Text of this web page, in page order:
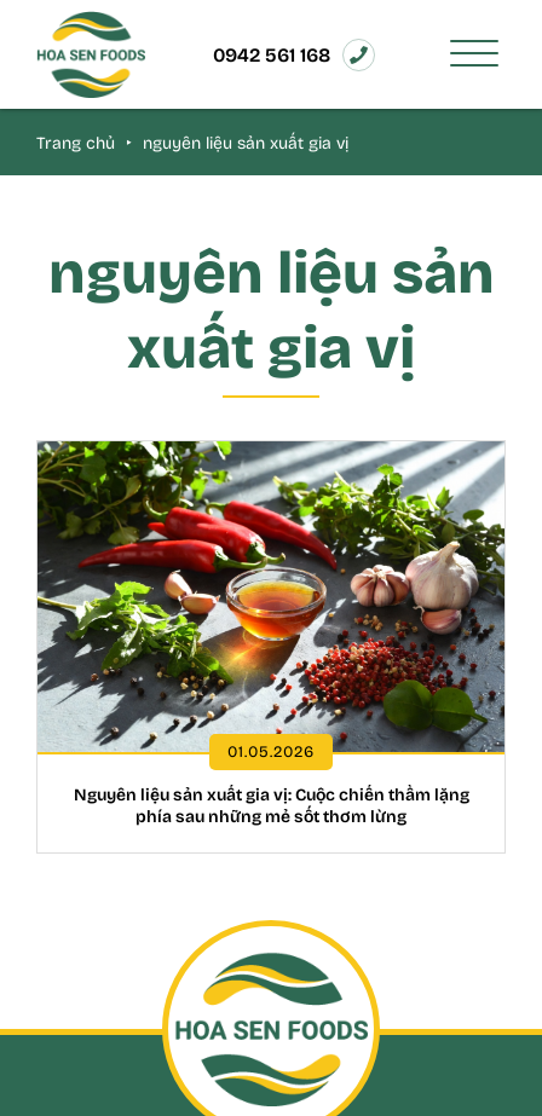
0942 561 168
Trang chủ ‣ nguyên liệu sản xuất gia vị
nguyên liệu sản
xuất gia vị
01.05.2026
Nguyên liệu sản xuất gia vị: Cuộc chiến thầm lặng
phía sau những mẻ sốt thơm lừng